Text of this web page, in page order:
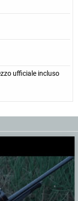
ufficiale incluso